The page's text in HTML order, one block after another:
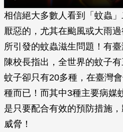
相信絕大多數人看到「蚊蟲
厭惡的，尤其在颱風或大雨
所引發的蚊蟲滋生問題！有
陳校長指出，全世界的蚊子
蚊子卻只有20多種，在臺灣
種而已！而其中3種主要病媒
是只要配合有效的預防措施
威脅！